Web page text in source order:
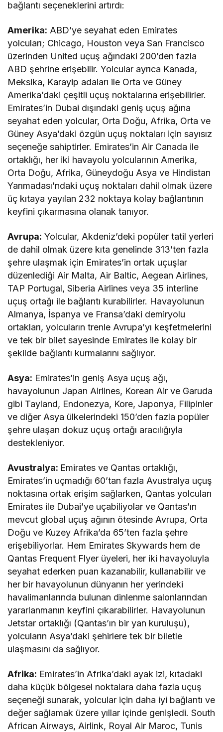
bağlantı seçeneklerini artırdı:
Amerika: ABD’ye seyahat eden Emirates
yolcuları; Chicago, Houston veya San Francisco
üzerinden United uçuş ağındaki 200’den fazla
ABD şehrine erişebilir. Yolcular ayrıca Kanada,
Meksika, Karayip adaları ile Orta ve Güney
Amerika’daki çeşitli uçuş noktalarına erişebilirler.
Emirates’in Dubai dışındaki geniş uçuş ağına
seyahat eden yolcular, Orta Doğu, Afrika, Orta ve
Güney Asya’daki özgün uçuş noktaları için sayısız
seçeneğe sahiptirler. Emirates’in Air Canada ile
ortaklığı, her iki havayolu yolcularının Amerika,
Orta Doğu, Afrika, Güneydoğu Asya ve Hindistan
Yarımadası’ndaki uçuş noktaları dahil olmak üzere
üç kıtaya yayılan 232 noktaya kolay bağlantının
keyfini çıkarmasına olanak tanıyor.
Avrupa: Yolcular, Akdeniz’deki popüler tatil yerleri
de dahil olmak üzere kıta genelinde 313’ten fazla
şehre ulaşmak için Emirates’in ortak uçuşlar
düzenlediği Air Malta, Air Baltic, Aegean Airlines,
TAP Portugal, Siberia Airlines veya 35 interline
uçuş ortağı ile bağlantı kurabilirler. Havayolunun
Almanya, İspanya ve Fransa’daki demiryolu
ortakları, yolcuların trenle Avrupa’yı keşfetmelerini
ve tek bir bilet sayesinde Emirates ile kolay bir
şekilde bağlantı kurmalarını sağlıyor.
Asya: Emirates’in geniş Asya uçuş ağı,
havayolunun Japan Airlines, Korean Air ve Garuda
gibi Tayland, Endonezya, Kore, Japonya, Filipinler
ve diğer Asya ülkelerindeki 150’den fazla popüler
şehre ulaşan dokuz uçuş ortağı aracılığıyla
destekleniyor.
Avustralya: Emirates ve Qantas ortaklığı,
Emirates’in uçmadığı 60’tan fazla Avustralya uçuş
noktasına ortak erişim sağlarken, Qantas yolcuları
Emirates ile Dubai’ye uçabiliyolar ve Qantas’ın
mevcut global uçuş ağının ötesinde Avrupa, Orta
Doğu ve Kuzey Afrika’da 65’ten fazla şehre
erişebiliyorlar. Hem Emirates Skywards hem de
Qantas Frequent Flyer üyeleri, her iki havayoluyla
seyahat ederken puan kazanabilir, kullanabilir ve
her bir havayolunun dünyanın her yerindeki
havalimanlarında bulunan dinlenme salonlarından
yararlanmanın keyfini çıkarabilirler. Havayolunun
Jetstar ortaklığı (Qantas’ın bir yan kuruluşu),
yolcuların Asya’daki şehirlere tek bir biletle
ulaşmasını da sağlıyor.
Afrika: Emirates’in Afrika’daki ayak izi, kıtadaki
daha küçük bölgesel noktalara daha fazla uçuş
seçeneği sunarak, yolcular için daha iyi bağlantı ve
değer sağlamak üzere yıllar içinde genişledi. South
African Airways, Airlink, Royal Air Maroc, Tunis